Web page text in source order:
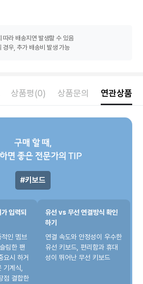
따라 배송지연 발생할 수 있음
경우, 추가 배송비 발생 가능
상품평(0) 상품문의 연관상품
구매 할 때,
면 좋은 전문가의 TIP
키보드
입력되
인 멤브
림한 팬
요시 하거
기계식,
점 결합한
유선 vs 무선 연결방식 확인
하기
연결 속도와 안정성이 우수한
유선 키보드, 편리함과 휴대
성이 뛰어난 무선 키보드